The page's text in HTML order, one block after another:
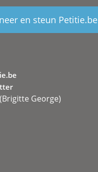
en steun Petitie.be
George)